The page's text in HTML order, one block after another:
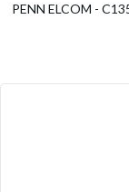
PENN ELCOM -